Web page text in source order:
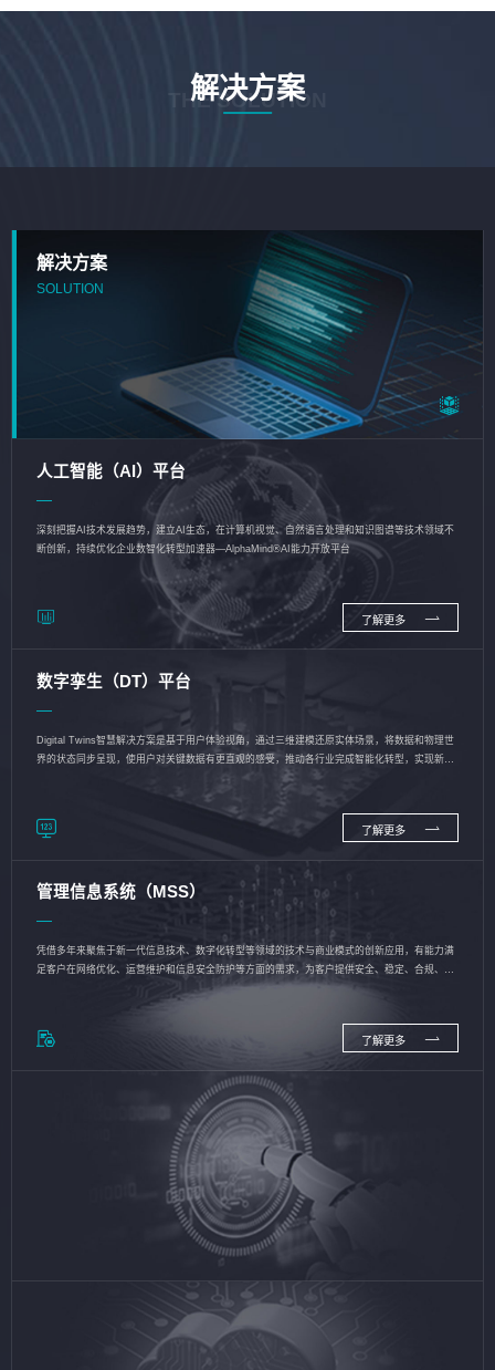
解决方案
THE SOLUTION
解决方案
SOLUTION
人工智能（AI）平台
深刻把握AI技术发展趋势，建立AI生态，在计算机视觉、自然语言处理和知识图谱等技术领域不
断创新，持续优化企业数智化转型加速器—AlphaMind®AI能力开放平台
了解更多
数字孪生（DT）平台
Digital Twins智慧解决方案是基于用户体验视角，通过三维建模还原实体场景，将数据和物理世
界的状态同步呈现，使用户对关键数据有更直观的感受，推动各行业完成智能化转型，实现新旧
了解更多
管理信息系统（MSS）
凭借多年来聚焦于新一代信息技术、数字化转型等领域的技术与商业模式的创新应用，有能力满
足客户在网络优化、运营维护和信息安全防护等方面的需求，为客户提供安全、稳定、合规、持
了解更多